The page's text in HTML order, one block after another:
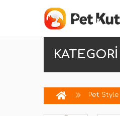
KATEGORİ
Pet Style